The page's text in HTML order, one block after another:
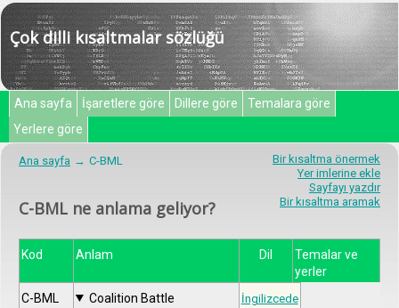
Çok dilli kısaltmalar sözlüğü
Ana sayfa İşaretlere göre Dillere göre
Temalara göre
Yerlere göre
Bir kısaltma önermek
Yer imlerine ekle
Sayfayı yazdır
Bir kısaltma aramak
Ana sayfa C-BML
C-BML ne anlama geliyor?
Kod Anlam Dil
Temalar ve
yerler
C-BML
Coalition Battle
İngilizcede